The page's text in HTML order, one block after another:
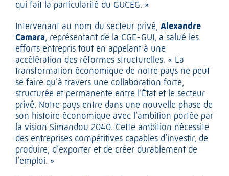
qui fait la particularité du GUCEG. »
Intervenant au nom du secteur privé, Alexandre
Camara , représentant de la CGE-GUI, a salué les
efforts entrepris tout en appelant à une
accélération des réformes structurelles. « La
transformation économique de notre pays ne peut
se faire qu’à travers une collaboration forte,
structurée et permanente entre l’État et le secteur
privé. Notre pays entre dans une nouvelle phase de
son histoire économique avec l’ambition portée par
la vision Simandou 2040. Cette ambition nécessite
des entreprises compétitives capables d’investir, de
produire, d’exporter et de créer durablement de
l’emploi. »